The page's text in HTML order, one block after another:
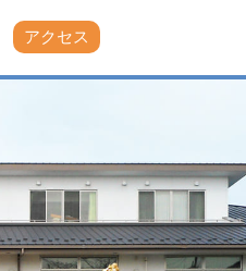
アクセス